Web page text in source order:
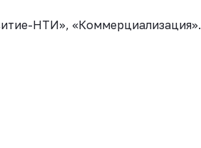
НТИ», «Коммерциализация».